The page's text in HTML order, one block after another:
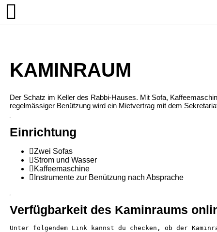
KAMINRAUM
Der Schatz im Keller des Rabbi-Hauses. Mit Sofa,
regelmässiger Benützung wird ein Mietvertrag mit dem
Einrichtung
Zwei Sofas
Strom und Wasser
Kaffeemaschine
Instrumente zur Benützung nach Absprache
Verfügbarkeit des Kaminraums
Unter folgendem Link kannst du checken, ob der